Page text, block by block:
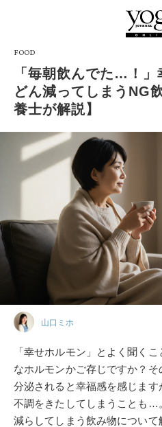
FOOD
「毎朝飲んでた…！
どん減ってしまうNG
養士が解説】
山口ミホ
「幸せホルモン」とよく聞く
なホルモンかご存じですか？
分泌されると幸福感を感じま
不調をきたしてしまうことも…
減らしてしまう飲み物につい